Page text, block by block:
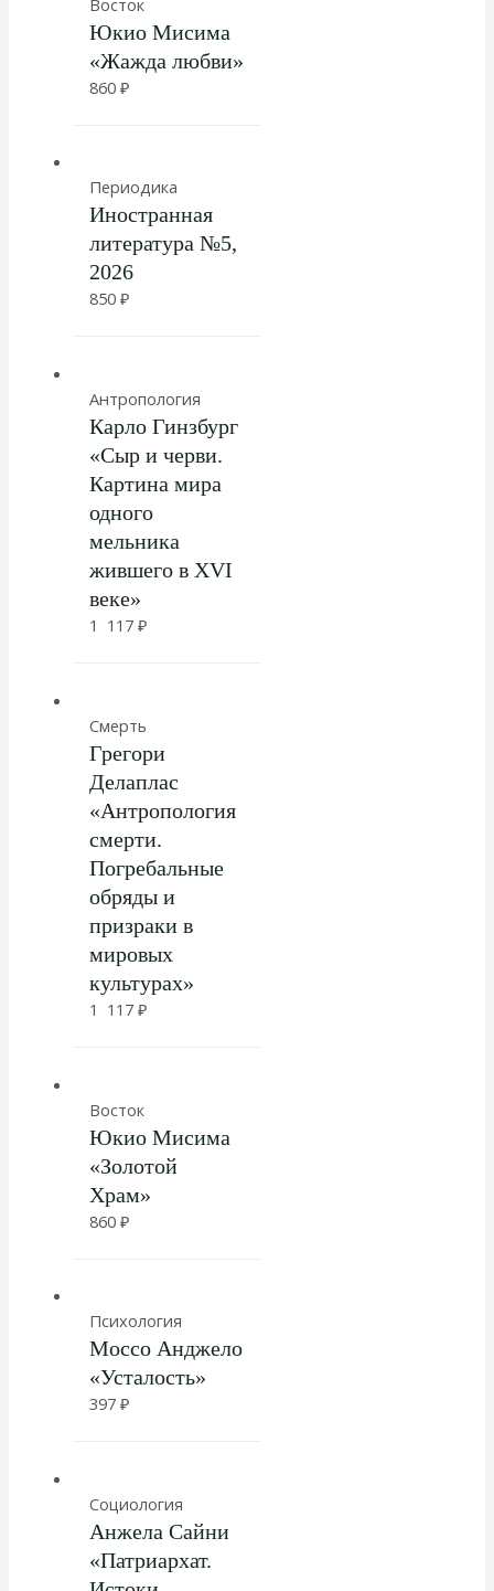
Юкио Мисима
«Жажда любви»
860 ₽
Периодика
Иностранная
литература №5,
2026
850 ₽
Антропология
Карло Гинзбург
«Сыр и черви.
Картина мира
одного
мельника
жившего в XVI
веке»
1 117 ₽
Смерть
Грегори
Делаплас
«Антропология
смерти.
Погребальные
обряды и
призраки в
мировых
культурах»
1 117 ₽
Восток
Юкио Мисима
«Золотой
Храм»
860 ₽
Психология
Моссо Анджело
«Усталость»
397 ₽
Социология
Анжела Сайни
«Патриархат.